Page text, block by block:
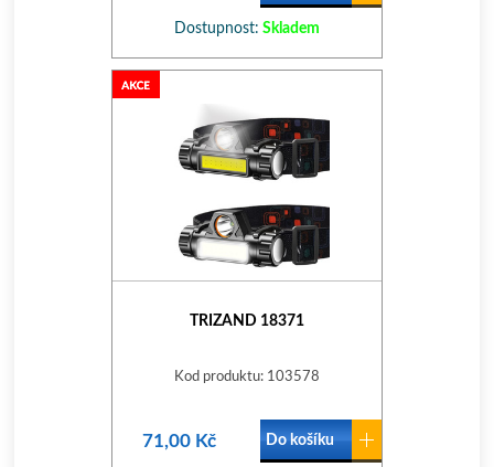
Dostupnost: Skladem
TRIZAND 18371
Kod produktu: 103578
71,00 Kč Do košíku